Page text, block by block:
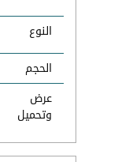
النوع
الحجم
عرض
وتحميل